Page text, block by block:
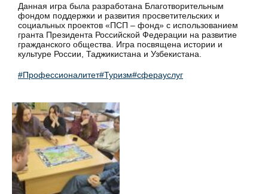
Данная игра была разработана Благотворительным
фондом поддержки и развития просветительских и
социальных проектов «ПСП – фонд» с использованием
гранта Президента Российской Федерации на развитие
гражданского общества. Игра посвящена истории и
культуре России, Таджикистана и Узбекистана.
#Профессионалитет#Туризм#сферауслуг